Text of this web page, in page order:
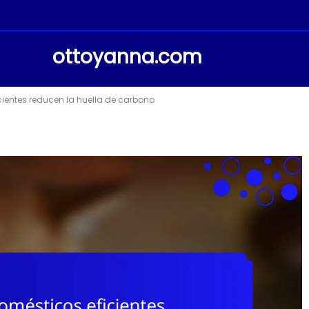
ottoyanna.com
reducen la huella de carbono